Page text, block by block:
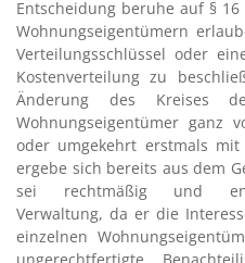
Entscheidung beruhe auf § 16
Wohnungseigentümern
Verteilungsschlüssel oder
Kostenverteilung zu
Änderung des Kreises
Wohnungseigentümer ganz
oder umgekehrt erstmals
ergebe sich bereits aus dem
sei rechtmäßig und
Verwaltung, da er die
einzelnen